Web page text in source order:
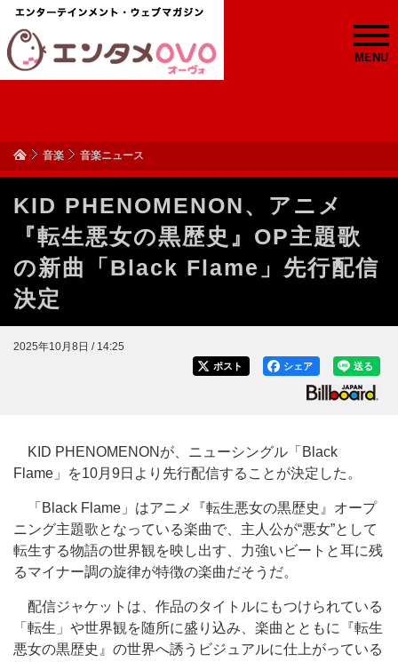
MENU
音楽 音楽ニュース
KID PHENOMENON、アニメ
『転生悪女の黒歴史』OP主題歌
の新曲「Black Flame」先行配信
決定
2025年10月8日 / 14:25
送る
シェア
ポスト
KID PHENOMENONが、ニューシングル「Black
Flame」を10月9日より先行配信することが決定した。
「Black Flame」はアニメ『転生悪女の黒歴史』オープ
ニング主題歌となっている楽曲で、主人公が“悪女”として
転生する物語の世界観を映し出す、力強いビートと耳に残
るマイナー調の旋律が特徴の楽曲だそうだ。
配信ジャケットは、作品のタイトルにもつけられている
「転生」や世界観を随所に盛り込み、楽曲とともに『転生
悪女の黒歴史』の世界へ誘うビジュアルに仕上がっている